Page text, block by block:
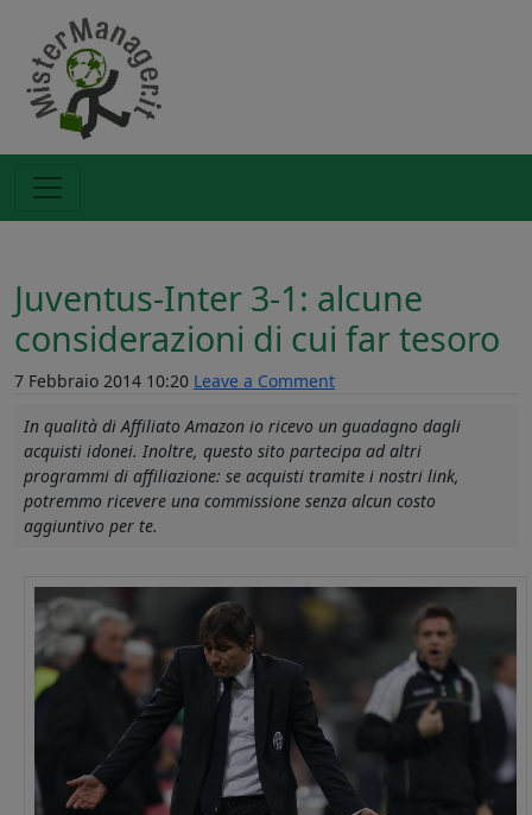
Juventus-Inter 3-1: alcune
considerazioni di cui far tesoro
7 Febbraio 2014 10:20 Leave a Comment
In qualità di Affiliato Amazon io ricevo un guadagno dagli
acquisti idonei. Inoltre, questo sito partecipa ad altri
programmi di affiliazione: se acquisti tramite i nostri link,
potremmo ricevere una commissione senza alcun costo
aggiuntivo per te.